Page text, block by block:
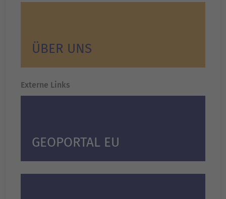
ÜBER UNS
Externe Links
GEOPORTAL EU